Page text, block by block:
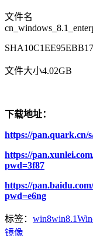
文件名
文件大小4.02GB
下载地址：
https://pan.quark.cn/
https://
pwd=3f87
https://
pwd=e6ng
标签： win8win8.1
镜像